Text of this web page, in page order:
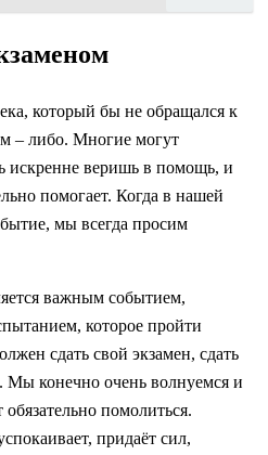
который бы не обращался к
– либо. Многие могут
искренне веришь в помощь, и
помогает. Когда в нашей
мы всегда просим
важным событием,
которое пройти
сдать свой экзамен, сдать
Мы конечно очень волнуемся и
помолиться.
придаёт сил,